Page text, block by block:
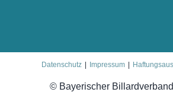
Datenschutz Impressum
© Bayerischer